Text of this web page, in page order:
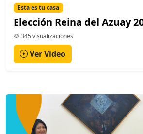
Esta es tu casa
Elección Reina del Azuay
345 visualizaciones
Ver Video